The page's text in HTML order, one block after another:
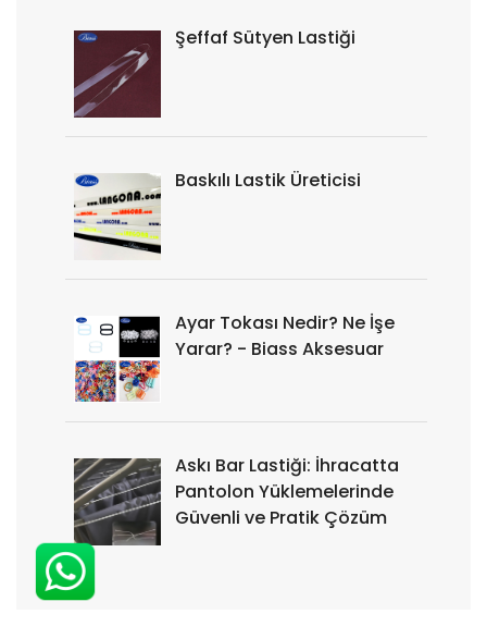
Şeffaf Sütyen Lastiği
Baskılı Lastik Üreticisi
Ayar Tokası Nedir? Ne İşe
Yarar? - Biass Aksesuar
Askı Bar Lastiği: İhracatta
Pantolon Yüklemelerinde
Güvenli ve Pratik Çözüm